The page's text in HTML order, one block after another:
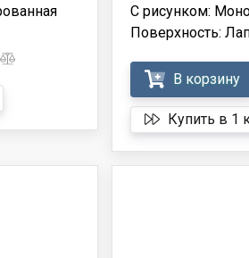
С рисунком:
Поверхность:
В корзину
Купить в 1